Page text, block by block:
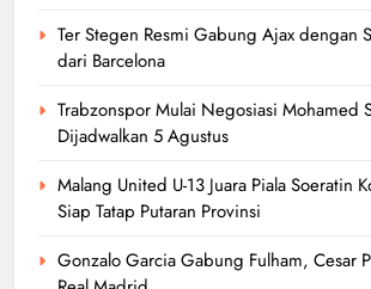
Ter Stegen Resmi Gabung Ajax dengan
dari Barcelona
Trabzonspor Mulai Negosiasi Mohamed
Dijadwalkan 5 Agustus
Malang United U-13 Juara Piala Soeratin
Siap Tatap Putaran Provinsi
Gonzalo Garcia Gabung Fulham, Cesar